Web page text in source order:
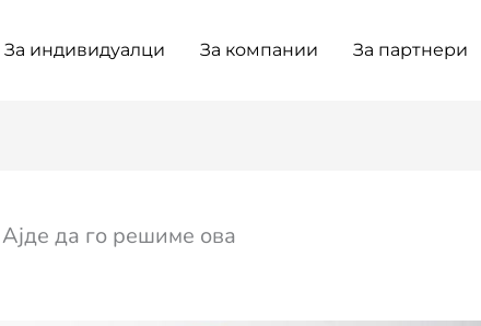
За индивидуалци За компании За партнери
да го решиме ова